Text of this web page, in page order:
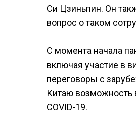
Си Цзиньпин. Он
вопрос о таком
С момента начала
включая участие в
переговоры с
Китаю возможность
COVID-19.